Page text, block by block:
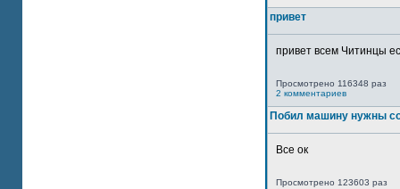
привет
привет всем Читинцы
Просмотрено 116348 раз
2 комментариев
Побил машину нужны
Все ок
Просмотрено 123603 раз